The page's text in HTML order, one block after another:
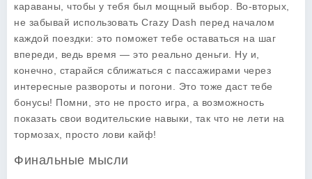
караваны, чтобы у тебя был мощный выбор. Во-вторых,
не забывай использовать Crazy Dash перед началом
каждой поездки: это поможет тебе оставаться на шаг
впереди, ведь время — это реально деньги. Ну и,
конечно, старайся сближаться с пассажирами через
интересные развороты и погони. Это тоже даст тебе
бонусы! Помни, это не просто игра, а возможность
показать свои водительские навыки, так что не лети на
тормозах, просто лови кайф!
Финальные мысли